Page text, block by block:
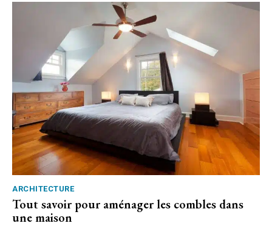
ARCHITECTURE
Tout savoir pour aménager les combles dans
une maison